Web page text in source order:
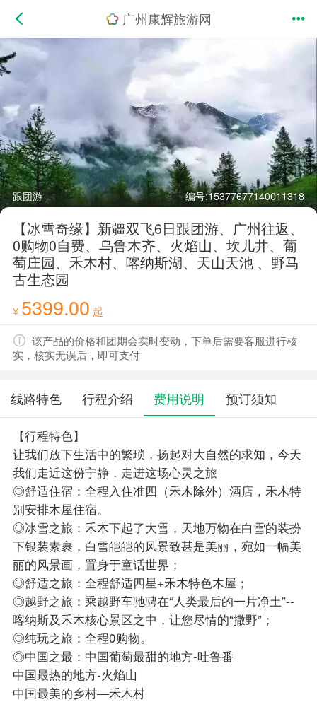
广州康辉旅游网
跟团游 编号:15377677140011318
【冰雪奇缘】新疆双飞6日跟团游、广州往返、
0购物0自费、乌鲁木齐、火焰山、坎儿井、葡
萄庄园、禾木村、喀纳斯湖、天山天池 、野马
古生态园
¥ 5399.00 起
该产品的价格和团期会实时变动，下单后需要客服进行核
实，核实无误后，即可支付
线路特色 行程介绍 费用说明 预订须知
【行程特色】
让我们放下生活中的繁琐，扬起对大自然的求知，今天
我们走近这份宁静，走进这场心灵之旅
◎舒适住宿：全程入住准四（禾木除外）酒店，禾木特
别安排木屋住宿。
◎冰雪之旅：禾木下起了大雪，天地万物在白雪的装扮
下银装素裹，白雪皑皑的风景致甚是美丽，宛如一幅美
丽的风景画，置身于童话世界；
◎舒适之旅：全程舒适四星+禾木特色木屋；
◎越野之旅：乘越野车驰骋在“人类最后的一片净土”--
喀纳斯及禾木核心景区之中，让您尽情的“撒野”；
◎纯玩之旅：全程0购物。
◎中国之最：中国葡萄最甜的地方-吐鲁番
中国最热的地方-火焰山
中国最美的乡村—禾木村